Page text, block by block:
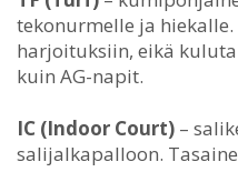
tekonurmelle ja
harjoituksiin, eikä
kuin AG-napit.
IC (Indoor Court) –
salijalkapalloon.